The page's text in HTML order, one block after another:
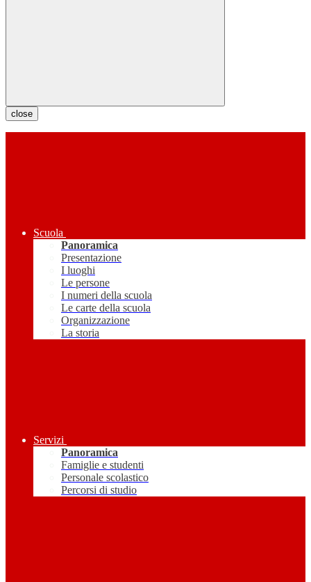
close
Scuola
Panoramica
Presentazione
I luoghi
Le persone
I numeri della scuola
Le carte della scuola
Organizzazione
La storia
Servizi
Panoramica
Famiglie e studenti
Personale scolastico
Percorsi di studio